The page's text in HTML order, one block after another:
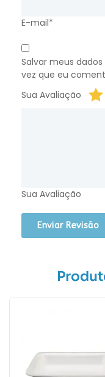
E-mail*
Salvar meus
vez que eu
Sua Avaliação
Sua Avaliação